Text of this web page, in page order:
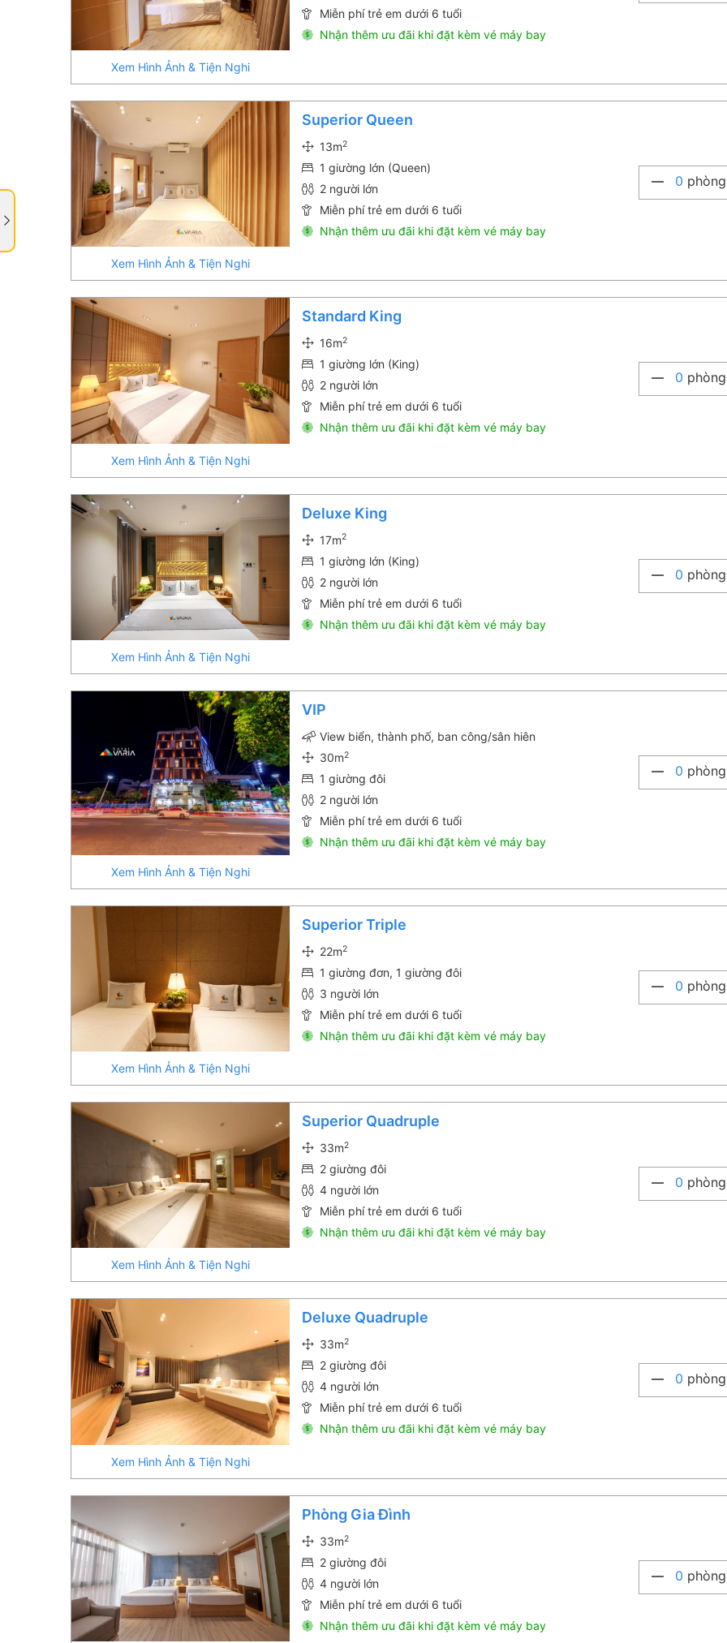
Xem Hình Ảnh & Tiện Nghi
Miễn phí trẻ em dưới 6 tuổi
Nhận thêm ưu đãi khi đặt kèm vé máy bay
Xem Hình Ảnh & Tiện Nghi
Superior Queen
13m2
1 giường lớn (Queen)
2 người lớn
Miễn phí trẻ em dưới 6 tuổi
Nhận thêm ưu đãi khi đặt kèm vé máy bay
0 phòng
Xem Hình Ảnh & Tiện Nghi
Standard King
16m2
1 giường lớn (King)
2 người lớn
Miễn phí trẻ em dưới 6 tuổi
Nhận thêm ưu đãi khi đặt kèm vé máy bay
0 phòng
Xem Hình Ảnh & Tiện Nghi
Deluxe King
17m2
1 giường lớn (King)
2 người lớn
Miễn phí trẻ em dưới 6 tuổi
Nhận thêm ưu đãi khi đặt kèm vé máy bay
0 phòng
Xem Hình Ảnh & Tiện Nghi
VIP
View biển, thành phố, ban công/sân hiên
30m2
1 giường đôi
2 người lớn
Miễn phí trẻ em dưới 6 tuổi
Nhận thêm ưu đãi khi đặt kèm vé máy bay
0 phòng
Xem Hình Ảnh & Tiện Nghi
Superior Triple
22m2
1 giường đơn, 1 giường đôi
3 người lớn
Miễn phí trẻ em dưới 6 tuổi
Nhận thêm ưu đãi khi đặt kèm vé máy bay
0 phòng
Xem Hình Ảnh & Tiện Nghi
Superior Quadruple
33m2
2 giường đôi
4 người lớn
Miễn phí trẻ em dưới 6 tuổi
Nhận thêm ưu đãi khi đặt kèm vé máy bay
0 phòng
Xem Hình Ảnh & Tiện Nghi
Deluxe Quadruple
33m2
2 giường đôi
4 người lớn
Miễn phí trẻ em dưới 6 tuổi
Nhận thêm ưu đãi khi đặt kèm vé máy bay
0 phòng
Phòng Gia Đình
33m2
2 giường đôi
4 người lớn
Miễn phí trẻ em dưới 6 tuổi
Nhận thêm ưu đãi khi đặt kèm vé máy bay
0 phòng